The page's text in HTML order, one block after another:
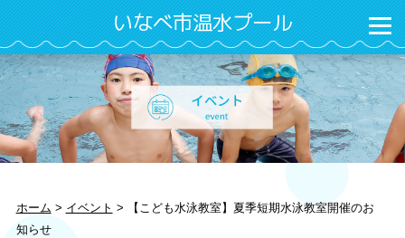
いなべ市温水プール
ホーム > イベント >
【こども水泳教室】夏季短期水泳教室開催のお
知らせ